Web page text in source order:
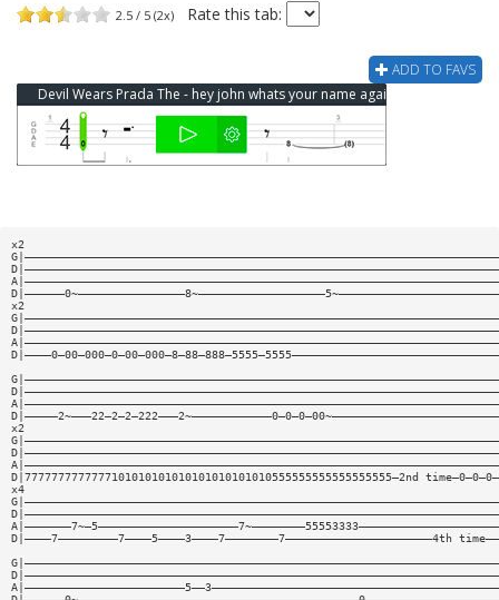
2.5 / 5 (2x) Rate this tab:
ADD TO FAVS
Devil Wears Prada The - hey john whats your name again? Bass Tab
x2
x2
x2
D|7777777777777101010101010101010101010555555555555555555—2nd
x4
D|————7—————————7————5————3————7————————7——————————————————————4th